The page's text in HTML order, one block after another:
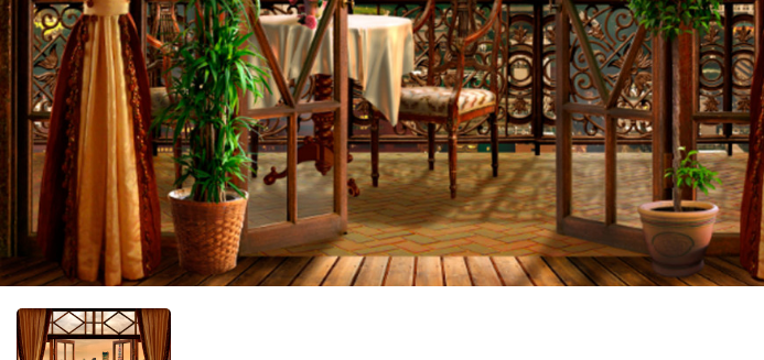
Фотообои геометрия
Фотообои абстракция
Фотообои горы и лес
Фотообои золото
Фотообои разное